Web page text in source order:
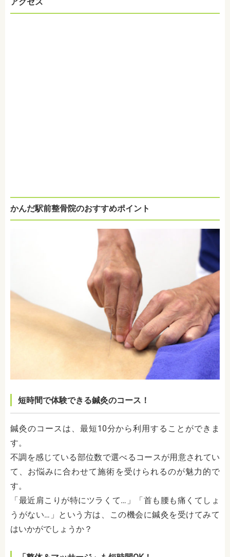
アクセス
かんだ駅前整骨院のおすすめポイント
短時間で体験できる鍼灸のコース！
鍼灸のコースは、最短10分から利用することができま
す。
不調を感じている部位数で選べるコースが用意されてい
て、お悩みに合わせて施術を受けられるのが魅力的で
す。
「最近肩こりが特にツラくて…」「首も腰も痛くてしょ
うがない…」という方は、この機会に鍼灸を受けてみて
はいかがでしょうか？